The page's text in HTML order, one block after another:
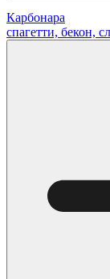
Карбонара
спагетти, бекон,